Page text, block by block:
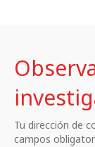
Tu dirección de
campos